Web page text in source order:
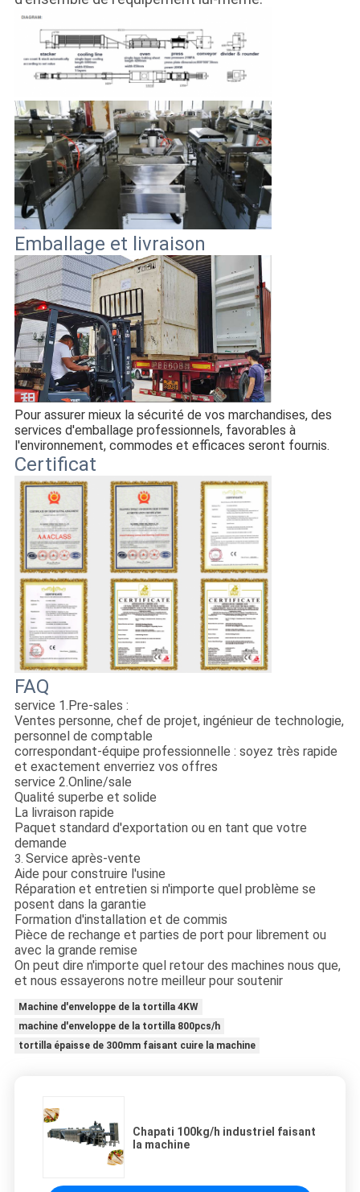
Emballage et livraison
Pour assurer mieux la sécurité de vos marchandises, des
services d'emballage professionnels, favorables à
l'environnement, commodes et efficaces seront fournis.
Certificat
FAQ
service 1.Pre-sales :
Ventes personne, chef de projet, ingénieur de technologie,
personnel de comptable
correspondant-équipe professionnelle : soyez très rapide
et exactement enverriez vos offres
service 2.Online/sale
Qualité superbe et solide
La livraison rapide
Paquet standard d'exportation ou en tant que votre
demande
3. Service après-vente
Aide pour construire l'usine
Réparation et entretien si n'importe quel problème se
posent dans la garantie
Formation d'installation et de commis
Pièce de rechange et parties de port pour librement ou
avec la grande remise
On peut dire n'importe quel retour des machines nous que,
et nous essayerons notre meilleur pour soutenir
Machine d'enveloppe de la tortilla 4KW
machine d'enveloppe de la tortilla 800pcs/h
tortilla épaisse de 300mm faisant cuire la machine
Chapati 100kg/h industriel faisant
la machine